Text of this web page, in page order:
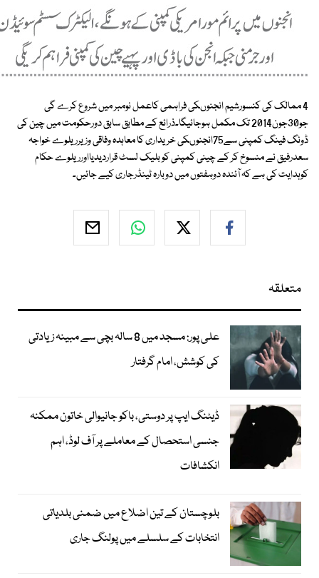
4 ممالک کی کنسورشیم انجنوںکی فراہمی کاعمل نومبر میں شروع کرے گی
جو30جون2014 تک مکمل ہوجائیگا۔ذرائع کے مطابق سابق دورحکومت میں چین کی
ڈونگ فینگ کمپنی سے75انجنوںکی خریداری کا معاہدہ وفاقی وزیرریلوے خواجہ
سعدرفیق نے منسوخ کر کے چینی کمپنی کو بلیک لسٹ قراردیدیااورریلوے حکام
کوہدایت کی ہے کہ آئندہ دوہفتوں میں دوبارہ ٹینڈرجاری کیے جائیں۔
متعلقہ
علی پور: مسجد میں 8 سالہ بچی سے مبینہ زیادتی
کی کوشش، امام گرفتار
ڈیٹنگ ایپ پر دوستی، باکو جانیوالی خاتون ممکنہ
جنسی استحصال کے معاملے پر آف لوڈ، اہم
انکشافات
بلوچستان کے تین اضلاع میں ضمنی بلدیاتی
انتخابات کے سلسلے میں پولنگ جاری